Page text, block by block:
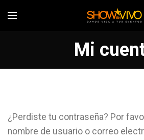
Mi
¿Perdiste tu contraseña? Por
nombre de usuario o correo